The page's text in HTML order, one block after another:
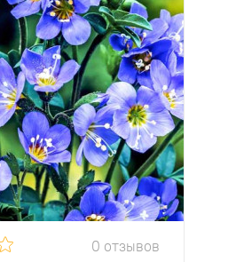
0 отзывов